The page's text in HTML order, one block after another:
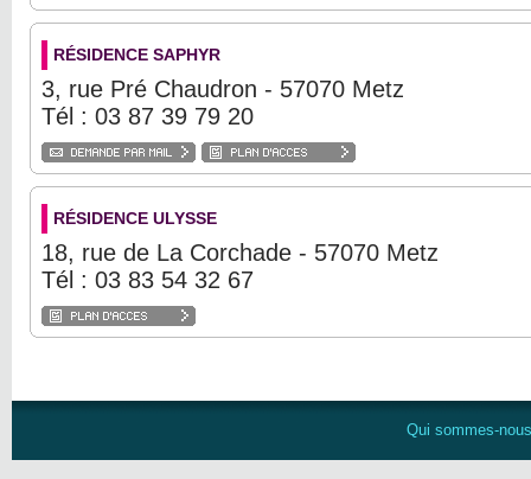
RÉSIDENCE SAPHYR
3, rue Pré Chaudron - 57070 Metz
Tél : 03 87 39 79 20
RÉSIDENCE ULYSSE
18, rue de La Corchade - 57070 Metz
Tél : 03 83 54 32 67
Qui sommes-nous